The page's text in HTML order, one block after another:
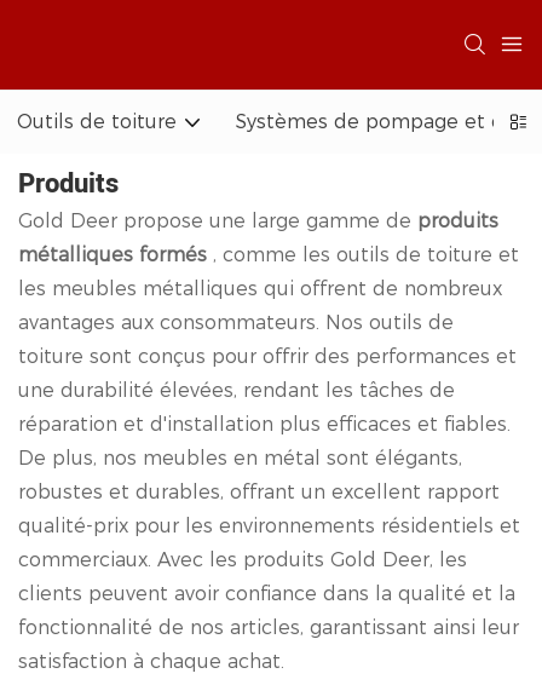
Outils de toiture Systèmes de pompage et
Produits
Gold Deer propose une large gamme de produits
métalliques formés , comme les outils de toiture et
les meubles métalliques qui offrent de nombreux
avantages aux consommateurs. Nos outils de
toiture sont conçus pour offrir des performances et
une durabilité élevées, rendant les tâches de
réparation et d'installation plus efficaces et fiables.
De plus, nos meubles en métal sont élégants,
robustes et durables, offrant un excellent rapport
qualité-prix pour les environnements résidentiels et
commerciaux. Avec les produits Gold Deer, les
clients peuvent avoir confiance dans la qualité et la
fonctionnalité de nos articles, garantissant ainsi leur
satisfaction à chaque achat.